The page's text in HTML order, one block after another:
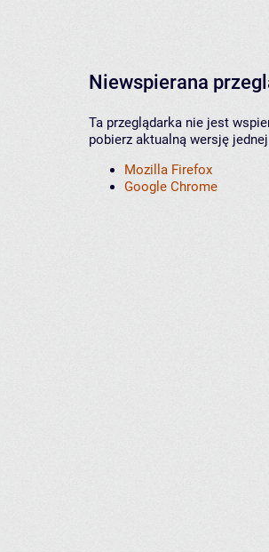
Niewspierana
Ta przeglądarka nie jest
pobierz aktualną wersję
Mozilla Firefox
Google Chrome